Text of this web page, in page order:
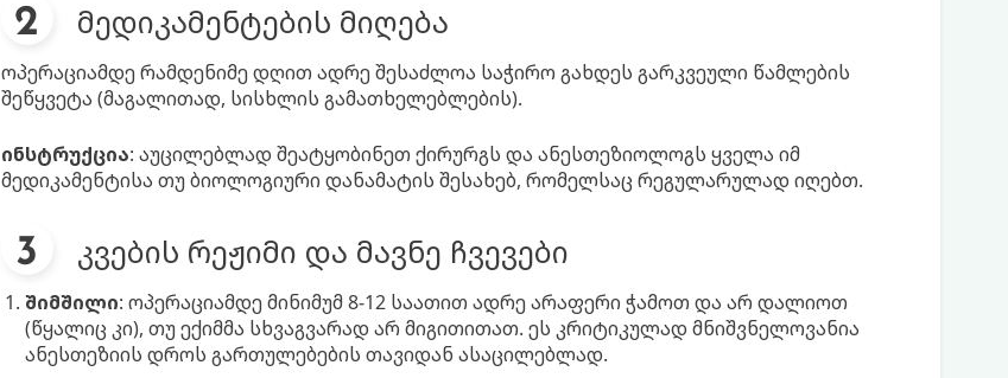
მედიკამენტების მიღება
ოპერაციამდე რამდენიმე დღით ადრე შესაძლოა საჭირო გახდეს გარკვეული წამლების
შეწყვეტა (მაგალითად, სისხლის გამათხელებლების).
ინსტრუქცია: აუცილებლად შეატყობინეთ ქირურგს და ანესთეზიოლოგს ყველა იმ
მედიკამენტისა თუ ბიოლოგიური დანამატის შესახებ, რომელსაც რეგულარულად იღებთ.
კვების რეჟიმი და მავნე ჩვევები
შიმშილი: ოპერაციამდე მინიმუმ 8-12 საათით ადრე არაფერი ჭამოთ და არ დალიოთ
(წყალიც კი), თუ ექიმმა სხვაგვარად არ მიგითითათ. ეს კრიტიკულად მნიშვნელოვანია
ანესთეზიის დროს გართულებების თავიდან ასაცილებლად.